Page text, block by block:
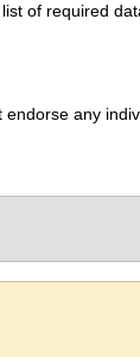
of required
any